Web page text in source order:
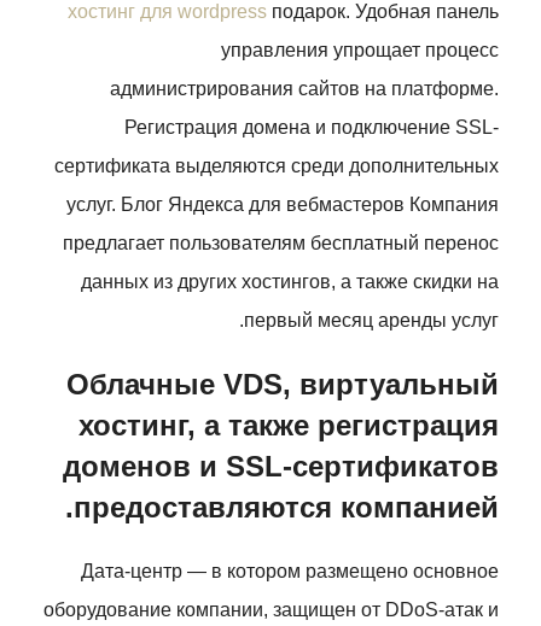
хостинг для wordpress подарок. Удобная панель
управления упрощает процесс
администрирования сайтов на платформе.
Регистрация домена и подключение SSL-
сертификата выделяются среди дополнительных
услуг. Блог Яндекса для вебмастеров Компания
предлагает пользователям бесплатный перенос
данных из других хостингов, а также скидки на
первый месяц аренды услуг.
Облачные VDS, виртуальный
хостинг, а также регистрация
доменов и SSL-сертификатов
предоставляются компанией.
Дата-центр — в котором размещено основное
оборудование компании, защищен от DDoS-атак и